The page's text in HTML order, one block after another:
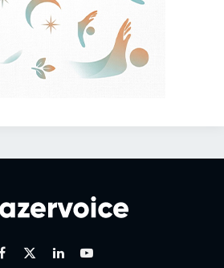
Facebook
X LinkedinYoutube